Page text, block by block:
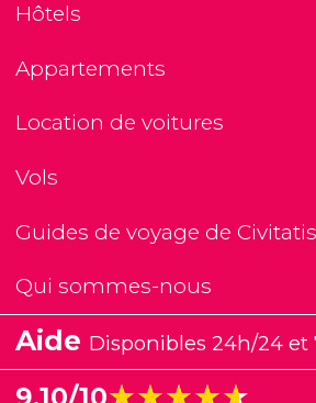
Hôtels
Appartements
Location de voitures
Vols
Guides de voyage de Civitatis
Qui sommes-nous
Aide Disponibles 24h/24 et